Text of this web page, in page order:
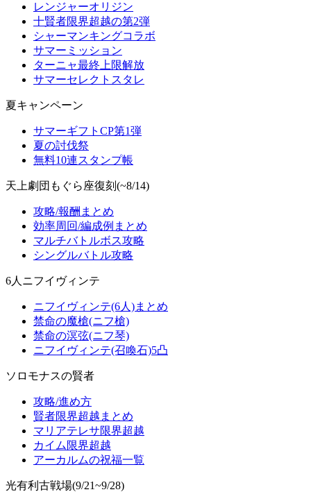
レンジャーオリジン
十賢者限界超越の第2弾
シャーマンキングコラボ
サマーミッション
ターニャ最終上限解放
サマーセレクトスタレ
夏キャンペーン
サマーギフトCP第1弾
夏の討伐祭
無料10連スタンプ帳
天上劇団もぐら座復刻(~8/14)
攻略/報酬まとめ
効率周回/編成例まとめ
マルチバトルボス攻略
シングルバトル攻略
6人ニフイヴィンテ
ニフイヴィンテ(6人)まとめ
禁命の魔槍(ニフ槍)
禁命の溟弦(ニフ琴)
ニフイヴィンテ(召喚石)5凸
ソロモナスの賢者
攻略/進め方
賢者限界超越まとめ
マリアテレサ限界超越
カイム限界超越
アーカルムの祝福一覧
光有利古戦場(9/21~9/28)